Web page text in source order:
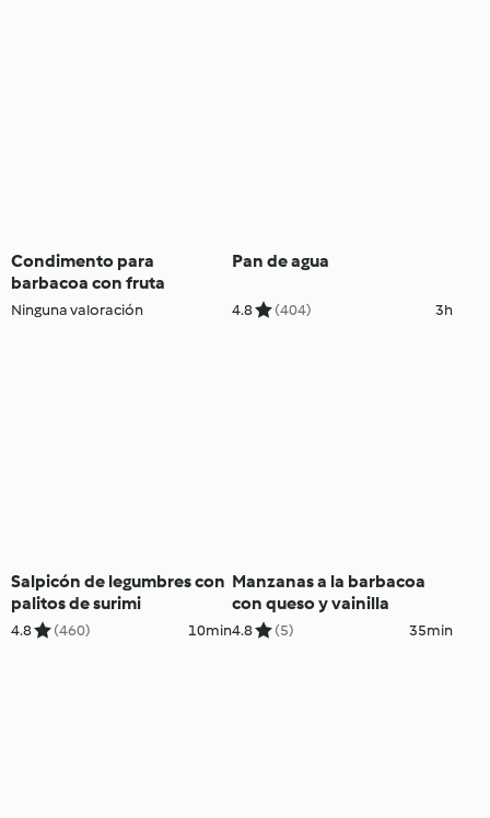
Condimento para
barbacoa con fruta
Ninguna valoración
Pan de agua
4.8 (404) 3h
Salpicón de legumbres con
palitos de surimi
4.8 (460) 10min
Manzanas a la barbacoa
con queso y vainilla
4.8 (5) 35min